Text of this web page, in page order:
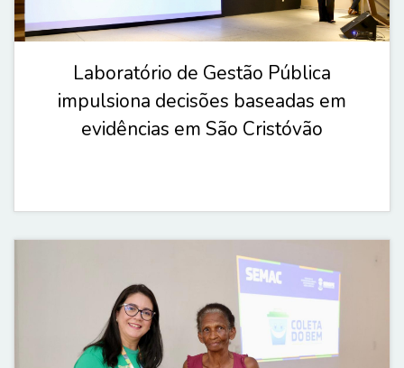
Laboratório de Gestão Pública
impulsiona decisões baseadas em
evidências em São Cristóvão